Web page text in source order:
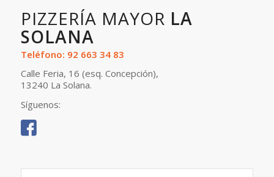
PIZZERÍA MAYOR LA
SOLANA
Teléfono: 92 663 34 83
Calle Feria, 16 (esq. Concepción),
13240 La Solana.
Síguenos: